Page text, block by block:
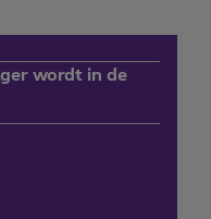
wordt in de